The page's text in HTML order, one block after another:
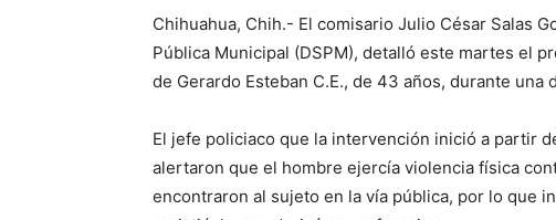
Chihuahua, Chih.- El comisario Julio César Salas
Pública Municipal (DSPM), detalló este martes el
de Gerardo Esteban C.E., de 43 años, durante una
El jefe policiaco que la intervención inició a partir
alertaron que el hombre ejercía violencia física
encontraron al sujeto en la vía pública, por lo que